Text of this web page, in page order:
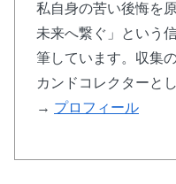
📞
契約後8日間
幅広いジャンルのレ
悪いものでも価値を
ーク取得で個人情報
バイセル
私自身の苦い後悔を
未来へ繋ぐ」という
筆しています。収集
カンドコレクターと
→ プロフィール